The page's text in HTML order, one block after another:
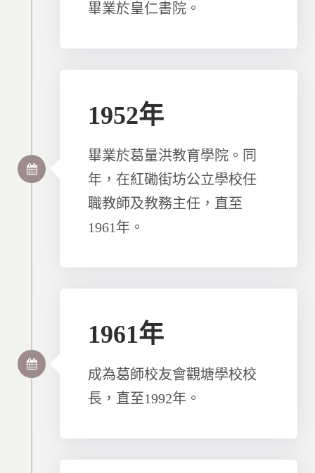
畢業於皇仁書院。
1952年
畢業於葛量洪教育學院。同
年，在紅磡街坊公立學校任
職教師及教務主任，直至
1961年。
1961年
成為葛師校友會觀塘學校校
長，直至1992年。